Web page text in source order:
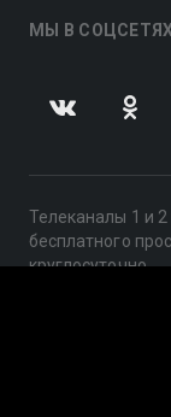
МЫ В
Телеканалы 1 и
бесплатного
круглосуточно.